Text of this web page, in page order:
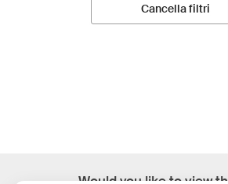
Cancella filtri